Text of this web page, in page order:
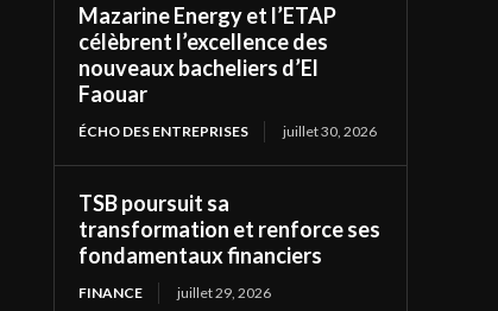
Mazarine Energy et l’ETAP
célèbrent l’excellence des
nouveaux bacheliers d’El
Faouar
ÉCHO DES ENTREPRISES juillet 30, 2026
TSB poursuit sa
transformation et renforce ses
fondamentaux financiers
FINANCE juillet 29, 2026